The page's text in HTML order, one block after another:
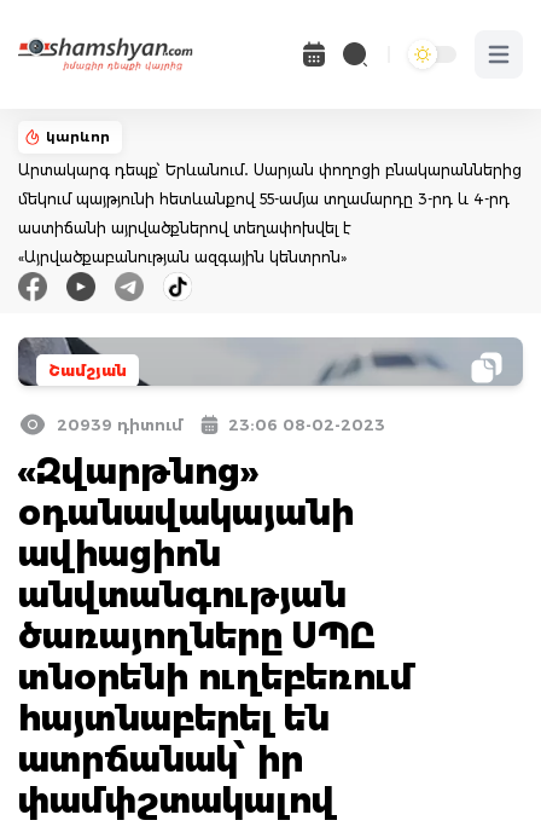
Open
կարևոր
Արտակարգ դեպք՝ Երևանում․ Սարյան փողոցի բնակարաններից
մեկում պայթյունի հետևանքով 55-ամյա տղամարդը 3-րդ և 4-րդ
աստիճանի այրվածքներով տեղափոխվել է
«Այրվածքաբանության ազգային կենտրոն»
Շամշյան
20939 դիտում 23:06 08-02-2023
«Զվարթնոց»
օդանավակայանի
ավիացիոն
անվտանգության
ծառայողները ՍՊԸ
տնօրենի ուղեբեռում
հայտնաբերել են
ատրճանակ՝ իր
փամփշտակալով